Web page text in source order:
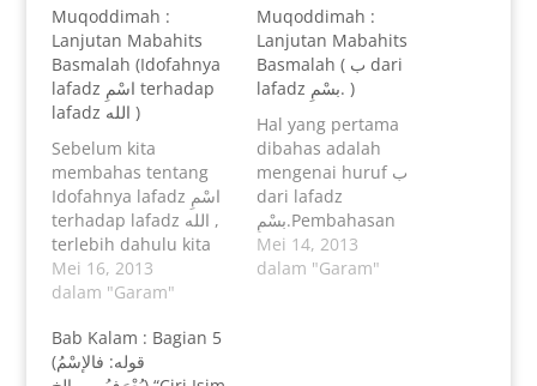
Muqoddimah :
Lanjutan Mabahits
Basmalah (Idofahnya
lafadz اسْمِ terhadap
lafadz الله )
Sebelum kita
membahas tentang
Idofahnya lafadz اسْمِ
terhadap lafadz الله ,
terlebih dahulu kita
harus mengerti
seputar pengetahuan
meliputi : Pengertian
Idhofah, Tujuan
Mei 16, 2013
dalam "Garam"
Muqoddimah :
Lanjutan Mabahits
Basmalah ( ب dari
lafadz بسْمِ. )
Hal yang pertama
dibahas adalah
mengenai huruf ب
dari lafadz
بسْمِ.Pembahasan
yang pertama ini
terbagi menjadi 3
Mei 14, 2013
dalam "Garam"
Bab Kalam : Bagian 5
(قوله: فالإسْمُ